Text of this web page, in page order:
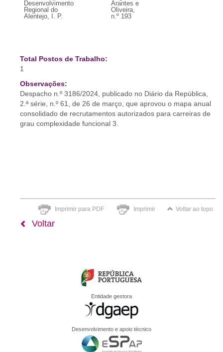
Desenvolvimento
Regional do
Alentejo, I. P.
Arantes e
Oliveira,
n.º 193
Total Postos de Trabalho:
1
Observações:
Despacho n.º 3186/2024, publicado no Diário da República,
2.ª série, n.º 61, de 26 de março, que aprovou o mapa anual
consolidado de recrutamentos autorizados para carreiras de
grau complexidade funcional 3.
Imprimir para PDF Imprimir Voltar ao topo
Voltar
Entidade gestora
Desenvolvimento e apoio técnico